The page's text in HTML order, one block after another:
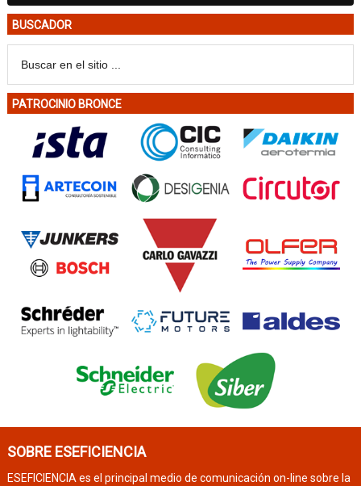
BUSCADOR
PATROCINIO BRONCE
SOBRE ESEFICIENCIA
ESEFICIENCIA es el principal medio de comunicación on-line sobre la